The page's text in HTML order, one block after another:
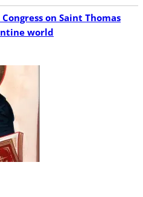
on Saint Thomas
world